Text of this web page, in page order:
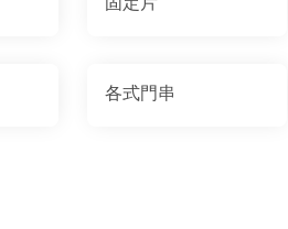
各式門串